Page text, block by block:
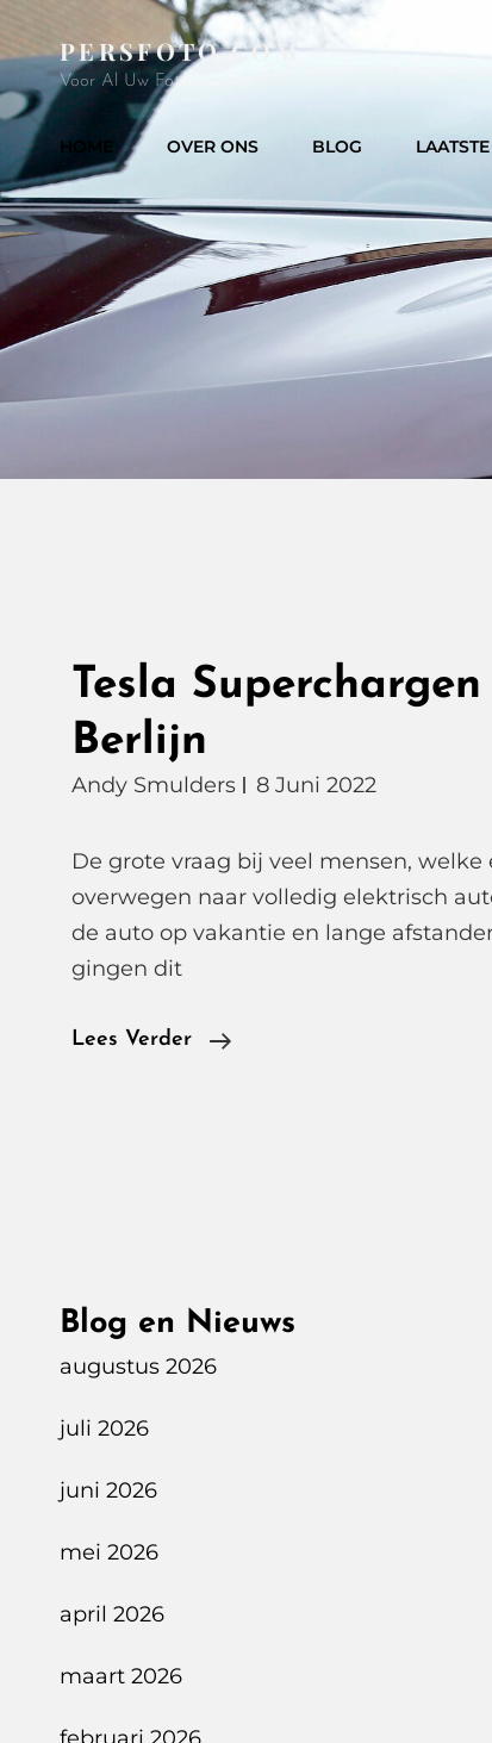
PERSFOTO.COM
Voor Al Uw Fotowerkzaamheden En Opdrachten
HOME OVER ONS BLOG
Tesla
Berlijn
Andy Smulders 8 Juni 2022
De grote vraag bij veel mensen, welke
overwegen naar volledig elektrisch
de auto op vakantie en lange
gingen dit
Lees Verder
Tesla
Blog en Nieuws
augustus 2026
juli 2026
juni 2026
mei 2026
april 2026
maart 2026